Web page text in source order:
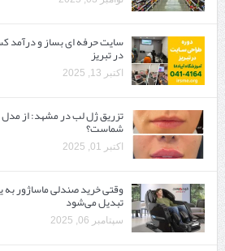
سایت حرفه ‌ای بساز و
در تبریز
اکتبر 13, 2025
تزریق ژل لب در مشهد: از
شماست؟
اکتبر 01, 2025
وقتی خرید صندلی ماساژور
تبدیل می‌شود
سپتامبر 06, 2025